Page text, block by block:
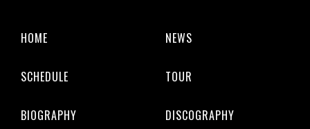
HOME NEWS
SCHEDULE TOUR
BIOGRAPHY DISCOGRAPHY